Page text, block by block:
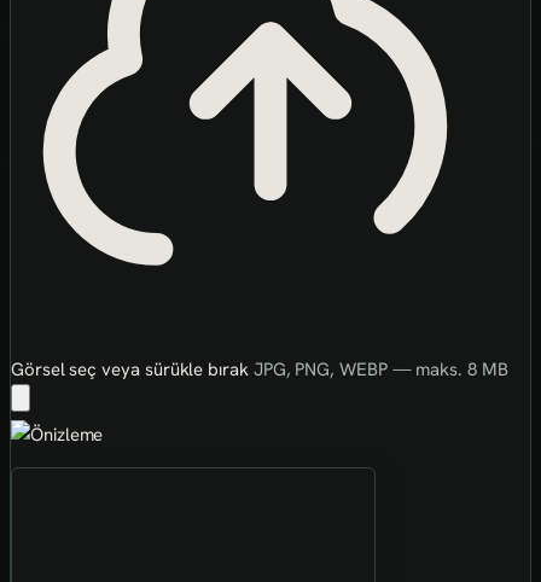
Görsel seç veya sürükle bırak JPG, PNG, WEBP — maks. 8 MB